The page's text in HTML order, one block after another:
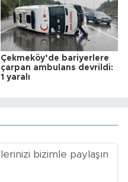
Çekmeköy’de bariyerlere
çarpan ambulans devrildi:
1 yaralı